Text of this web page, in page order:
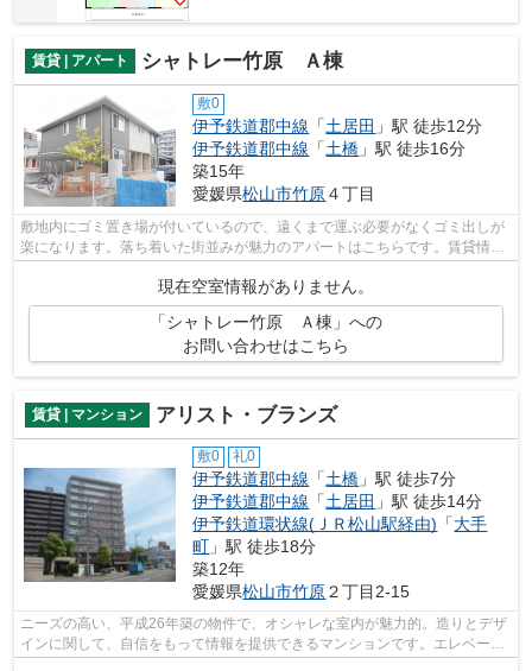
賃貸 | アパート シャトレー竹原 Ａ棟
敷0
伊予鉄道郡中線 「土居田 」駅 徒歩12分
伊予鉄道郡中線 「土橋 」駅 徒歩16分
築15年
愛媛県松山市竹原４丁目
敷地内にゴミ置き場が付いているので、遠くまで運ぶ必要がなくゴミ出しが
楽になります。落ち着いた街並みが魅力のアパートはこちらです。賃貸情報
現在空室情報がありません。
「シャトレー竹原 Ａ棟」への
お問い合わせはこちら
賃貸 | マンション アリスト・ブランズ
敷0 礼0
伊予鉄道郡中線 「土橋 」駅 徒歩7分
伊予鉄道郡中線 「土居田 」駅 徒歩14分
伊予鉄道環状線(ＪＲ松山駅経由) 「大手
町 」駅 徒歩18分
築12年
愛媛県松山市竹原２丁目2-15
ニーズの高い、平成26年築の物件で、オシャレな室内が魅力的。造りとデザ
インに関して、自信をもって情報を提供できるマンションです。エレベータ
ー付きの物件です。地上11階建ての物...